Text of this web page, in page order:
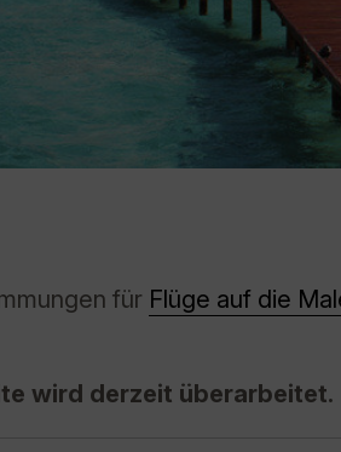
für Flüge auf die
wird derzeit überarbeitet.